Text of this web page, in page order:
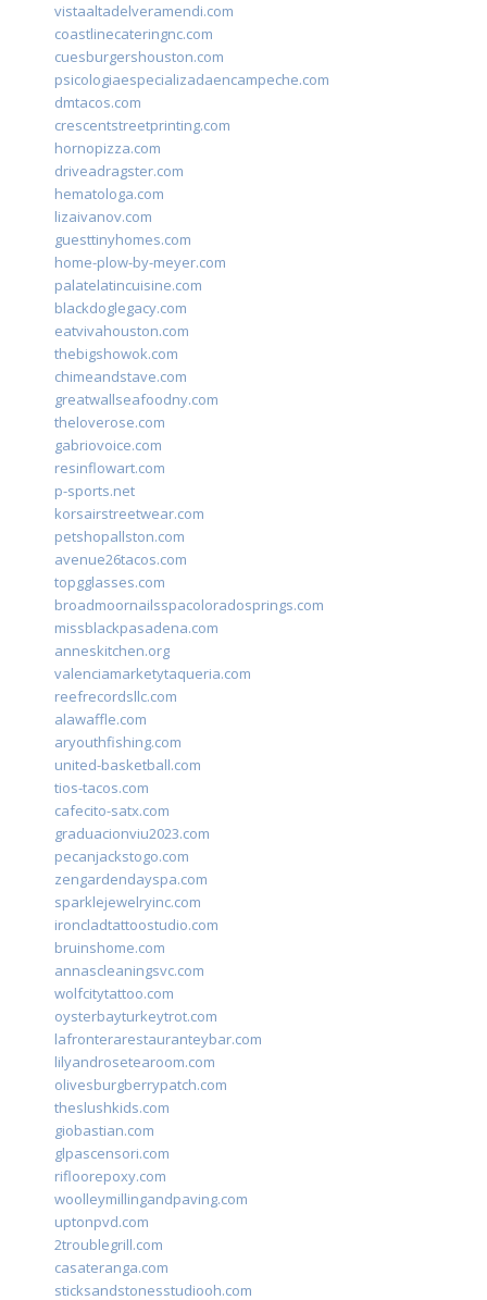
vistaaltadelveramendi.com
coastlinecateringnc.com
cuesburgershouston.com
psicologiaespecializadaencampeche.com
dmtacos.com
crescentstreetprinting.com
hornopizza.com
driveadragster.com
hematologa.com
lizaivanov.com
guesttinyhomes.com
home-plow-by-meyer.com
palatelatincuisine.com
blackdoglegacy.com
eatvivahouston.com
thebigshowok.com
chimeandstave.com
greatwallseafoodny.com
theloverose.com
gabriovoice.com
resinflowart.com
p-sports.net
korsairstreetwear.com
petshopallston.com
avenue26tacos.com
topgglasses.com
broadmoornailsspacoloradosprings.com
missblackpasadena.com
anneskitchen.org
valenciamarketytaqueria.com
reefrecordsllc.com
alawaffle.com
aryouthfishing.com
united-basketball.com
tios-tacos.com
cafecito-satx.com
graduacionviu2023.com
pecanjackstogo.com
zengardendayspa.com
sparklejewelryinc.com
ironcladtattoostudio.com
bruinshome.com
annascleaningsvc.com
wolfcitytattoo.com
oysterbayturkeytrot.com
lafronterarestauranteybar.com
lilyandrosetearoom.com
olivesburgberrypatch.com
theslushkids.com
giobastian.com
glpascensori.com
rifloorepoxy.com
woolleymillingandpaving.com
uptonpvd.com
2troublegrill.com
casateranga.com
sticksandstonesstudiooh.com